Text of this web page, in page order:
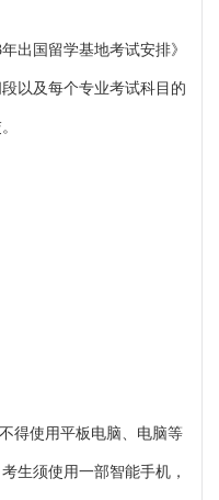
出国留学基地考试安排》
以及每个专业考试科目的
得使用平板电脑、电脑等
生须使用一部智能手机，